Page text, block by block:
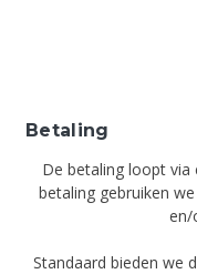
Betaling
De betaling loopt via
betaling gebruiken we
Standaard bieden we